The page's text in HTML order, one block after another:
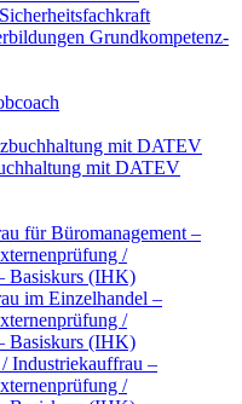
Grundkompetenz-
mit DATEV
mit DATEV
für Büromanagement –
/
Basiskurs (IHK)
im Einzelhandel –
/
Basiskurs (IHK)
Industriekauffrau –
/